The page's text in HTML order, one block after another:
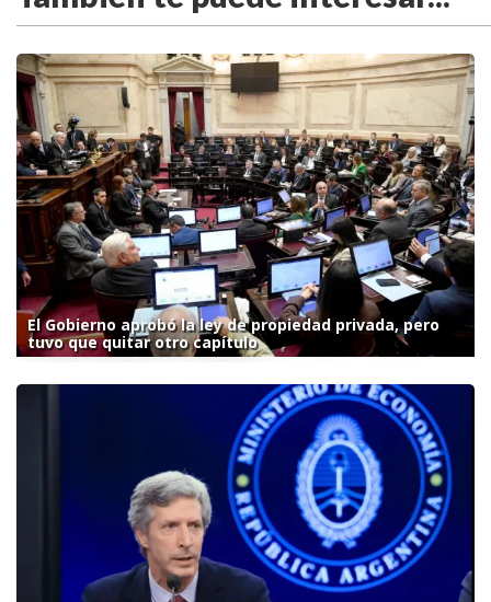
El Gobierno aprobó la ley de propiedad privada, pero
tuvo que quitar otro capítulo